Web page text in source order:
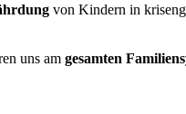
von Kindern in
uns am gesamten